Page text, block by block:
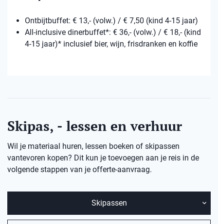
Ontbijtbuffet: € 13,- (volw.) / € 7,50 (kind 4-15 jaar)
All-inclusive dinerbuffet*: € 36,- (volw.) / € 18,- (kind
4-15 jaar)* inclusief bier, wijn, frisdranken en koffie
Skipas, - lessen en verhuur
Wil je materiaal huren, lessen boeken of skipassen
vantevoren kopen? Dit kun je toevoegen aan je reis in de
volgende stappen van je offerte-aanvraag.
Skipassen